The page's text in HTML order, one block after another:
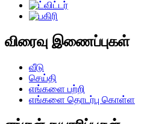
விரைவு இணைப்புகள்
வீடு
செய்தி
எங்களை பற்றி
எங்களை தொடர்பு கொள்ள